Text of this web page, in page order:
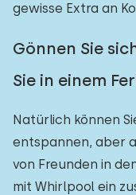
gewisse Extra an
Gönnen Sie
Sie in einem
Natürlich können
entspannen, aber
von Freunden in
mit Whirlpool ein